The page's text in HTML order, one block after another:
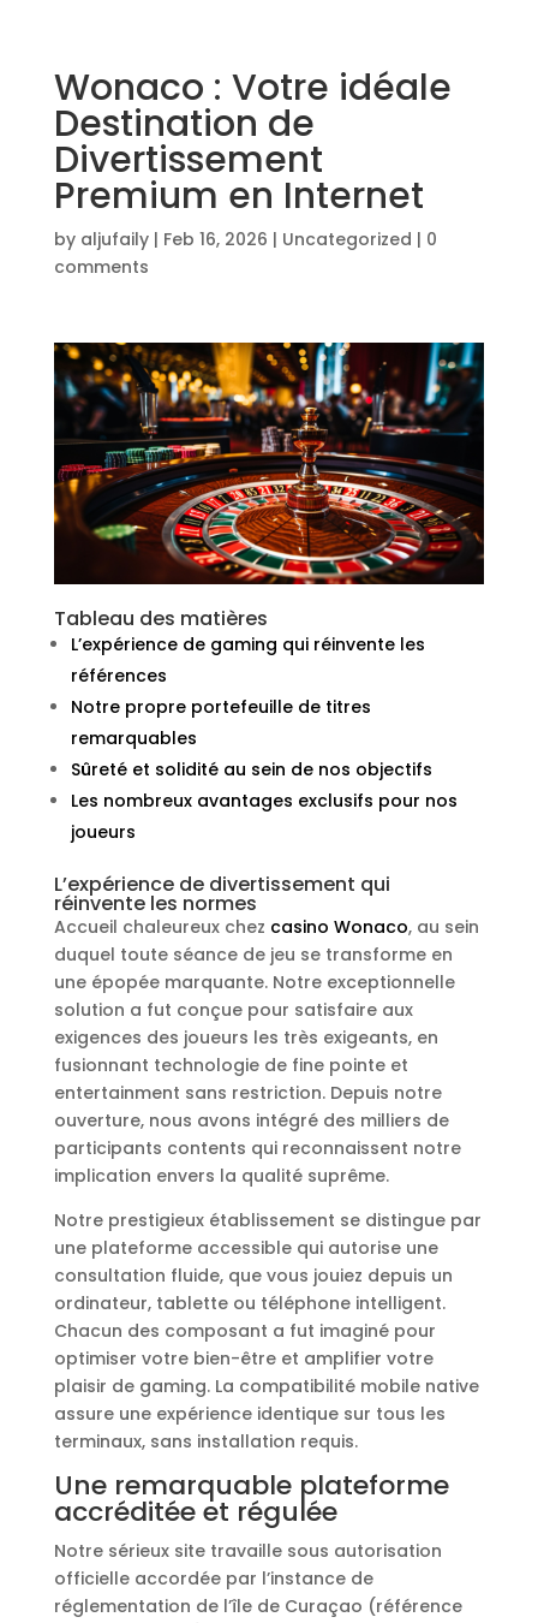
Wonaco : Votre idéale
Destination de
Divertissement
Premium en Internet
by aljufaily| Feb 16, 2026 | Uncategorized | 0
comments
Tableau des matières
L’expérience de gaming qui réinvente les
références
Notre propre portefeuille de titres
remarquables
Sûreté et solidité au sein de nos objectifs
Les nombreux avantages exclusifs pour nos
joueurs
L’expérience de divertissement qui
réinvente les normes
Accueil chaleureux chez casino Wonaco, au sein
duquel toute séance de jeu se transforme en
une épopée marquante. Notre exceptionnelle
solution a fut conçue pour satisfaire aux
exigences des joueurs les très exigeants, en
fusionnant technologie de fine pointe et
entertainment sans restriction. Depuis notre
ouverture, nous avons intégré des milliers de
participants contents qui reconnaissent notre
implication envers la qualité suprême.
Notre prestigieux établissement se distingue par
une plateforme accessible qui autorise une
consultation fluide, que vous jouiez depuis un
ordinateur, tablette ou téléphone intelligent.
Chacun des composant a fut imaginé pour
optimiser votre bien-être et amplifier votre
plaisir de gaming. La compatibilité mobile native
assure une expérience identique sur tous les
terminaux, sans installation requis.
Une remarquable plateforme
accréditée et régulée
Notre sérieux site travaille sous autorisation
officielle accordée par l’instance de
réglementation de l’île de Curaçao (référence